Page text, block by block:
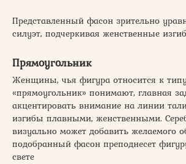
Представленный фасон зрительно
силуэт, подчеркивая женственные
Прямоугольник
Женщины, чья фигура относится к типу
«прямоугольник» понимают, главная
акцентировать внимание на линии
изгибы плавными, женственными.
визуально может добавить желаемого
подобранный фасон преподнесет
свете